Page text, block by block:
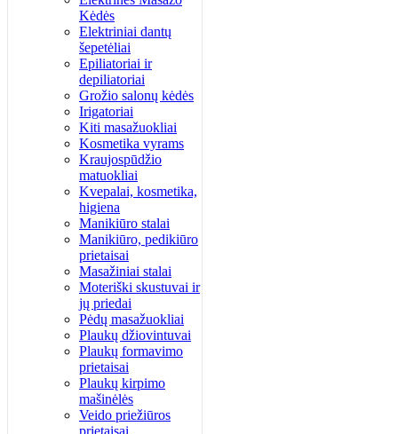
Kėdės
Elektriniai dantų
šepetėliai
Epiliatoriai ir
depiliatoriai
Grožio salonų kėdės
Irigatoriai
Kiti masažuokliai
Kosmetika vyrams
Kraujospūdžio
matuokliai
Kvepalai, kosmetika,
higiena
Manikiūro stalai
Manikiūro, pedikiūro
prietaisai
Masažiniai stalai
Moteriški skustuvai ir
jų priedai
Pėdų masažuokliai
Plaukų džiovintuvai
Plaukų formavimo
prietaisai
Plaukų kirpimo
mašinėlės
Veido priežiūros
prietaisai